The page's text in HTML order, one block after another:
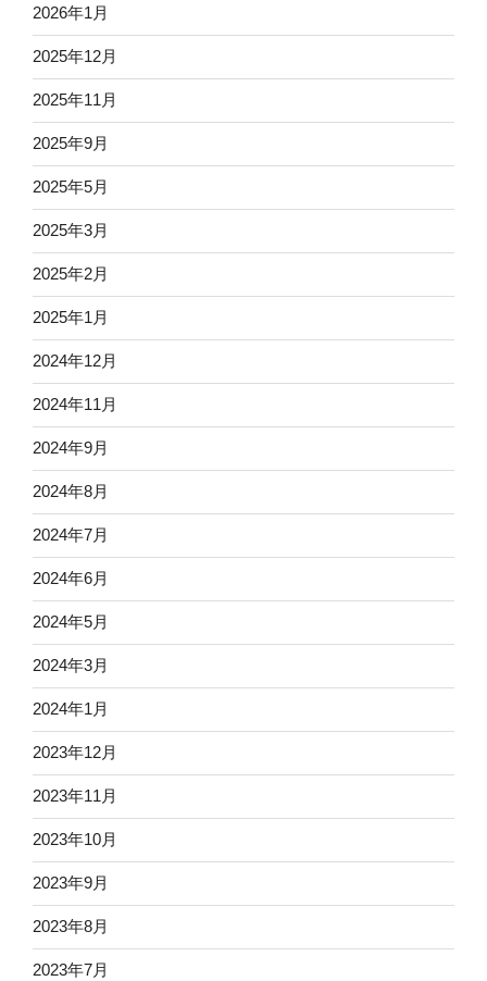
2026年1月
2025年12月
2025年11月
2025年9月
2025年5月
2025年3月
2025年2月
2025年1月
2024年12月
2024年11月
2024年9月
2024年8月
2024年7月
2024年6月
2024年5月
2024年3月
2024年1月
2023年12月
2023年11月
2023年10月
2023年9月
2023年8月
2023年7月